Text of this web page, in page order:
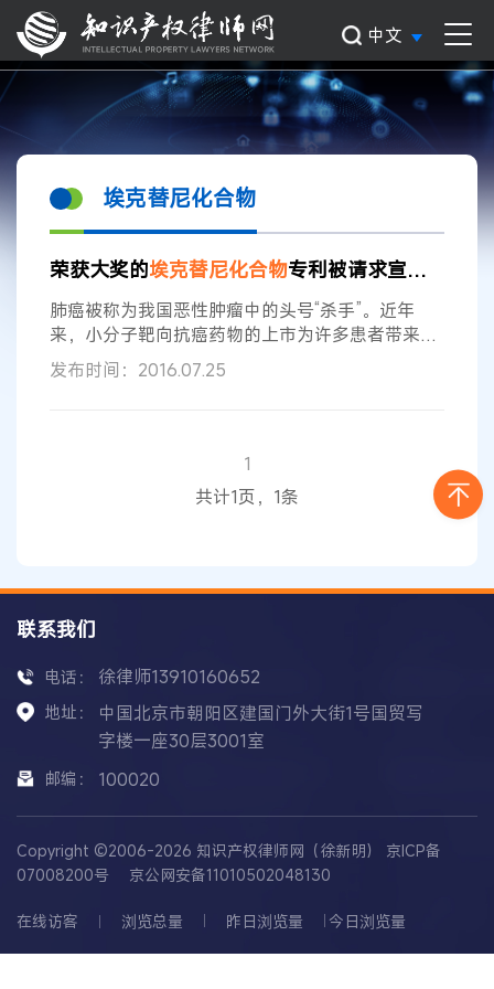
中文
埃克替尼化合物
荣获大奖的埃克替尼化合物专利被请求宣告无效
肺癌被称为我国恶性肿瘤中的头号“杀手”。近年
来，小分子靶向抗癌药物的上市为许多患者带来了
福音。但是，长期以来，该类药物的市场都由国外
制药巨头把持。直到2011年，贝达药业股份有限公
埃克
件名为“新型作为酪氨酸激酶抑制剂的稠合的喹唑啉
衍生物”的发明专利申请，该申请
发布时间：2016.07.25
1
共计1页，1条
联系我们
电话： 徐律师13910160652
地址：
中国北京市朝阳区建国门外大街1号国贸写
字楼一座30层3001室
邮编： 100020
Copyright ©2006-2026 知识产权律师网（徐新明） 京ICP备
07008200号
京公网安备11010502048130
在线访客 浏览总量 昨日浏览量 今日浏览量